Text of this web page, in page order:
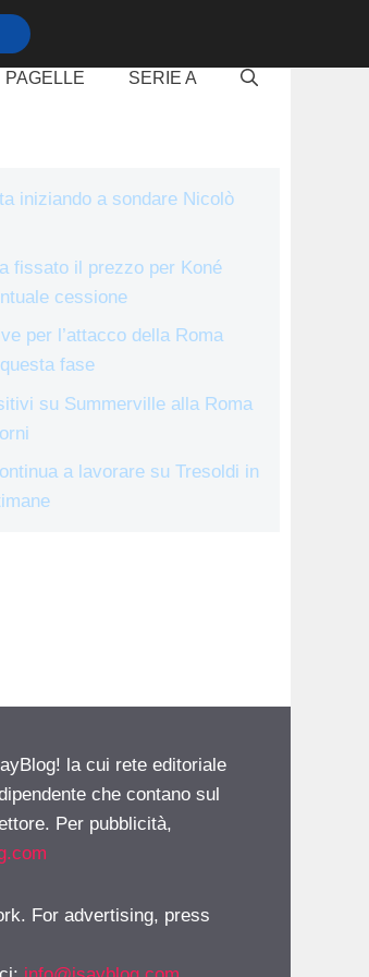
PAGELLE SERIE A
iniziando a sondare Nicolò
fissato il prezzo per Koné
cessione
per l’attacco della Roma
fase
su Summerville alla Roma
a lavorare su Tresoldi in
la cui rete editoriale
che contano sul
Per pubblicità,
For advertising, press